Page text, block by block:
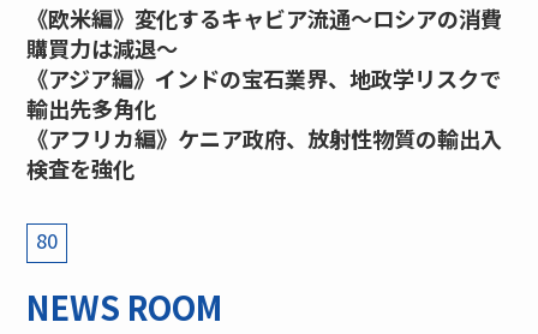
《欧米編》変化するキャビア流通～ロシアの消費
購買力は減退～
《アジア編》インドの宝石業界、地政学リスクで
輸出先多角化
《アフリカ編》ケニア政府、放射性物質の輸出入
検査を強化
80
NEWS ROOM